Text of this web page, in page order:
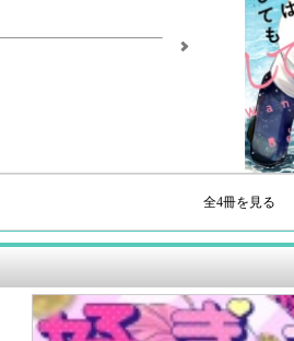
全4冊を見る